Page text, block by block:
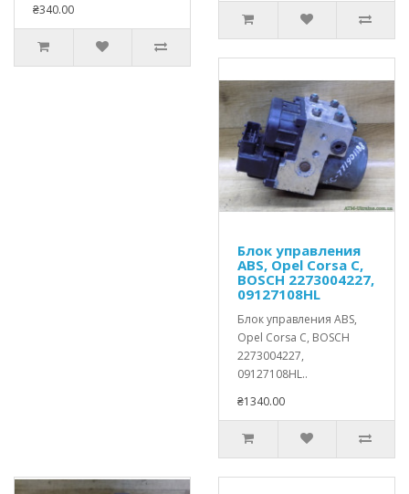
₴340.00
Блок управления
ABS, Opel Corsa C,
BOSCH 2273004227,
09127108HL
Блок управления ABS,
Opel Corsa C, BOSCH
2273004227,
09127108HL..
₴1340.00